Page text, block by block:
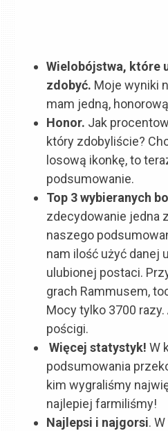
Wielobójstwa, które
zdobyć. Moje wyniki
mam jedną,
Honor. Jak
który zdobyliście?
losową ikonkę, to
podsumowanie.
Top 3 wybieranych
zdecydowanie jedna
naszego
nam ilość użyć danej
ulubionej postaci.
grach Rammusem,
Mocy tylko 3700
pościgi.
Więcej statystyk! W
podsumowania
kim wygraliśmy
najlepiej farmiliśmy!
Najlepsi i najgorsi.